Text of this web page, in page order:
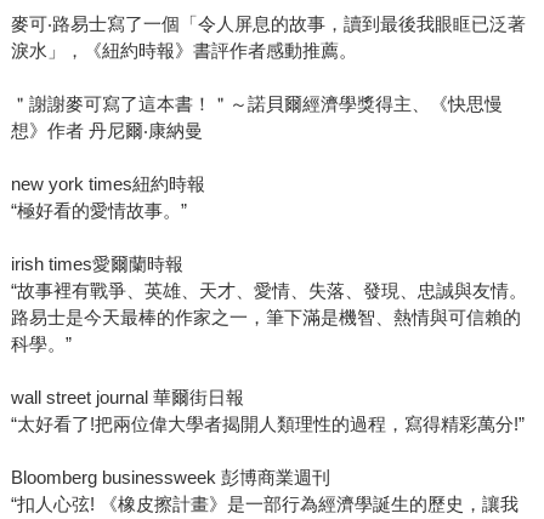
麥可‧路易士寫了一個「令人屏息的故事，讀到最後我眼眶已泛著
淚水」，《紐約時報》書評作者感動推薦。
＂謝謝麥可寫了這本書！＂～諾貝爾經濟學獎得主、《快思慢
想》作者 丹尼爾‧康納曼
new york times紐約時報
“極好看的愛情故事。”
irish times愛爾蘭時報
“故事裡有戰爭、英雄、天才、愛情、失落、發現、忠誠與友情。
路易士是今天最棒的作家之一，筆下滿是機智、熱情與可信賴的
科學。”
wall street journal 華爾街日報
“太好看了!把兩位偉大學者揭開人類理性的過程，寫得精彩萬分!”
Bloomberg businessweek 彭博商業週刊
“扣人心弦! 《橡皮擦計畫》是一部行為經濟學誕生的歷史，讓我